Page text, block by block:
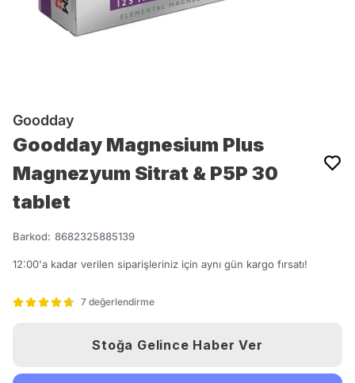
Goodday
Goodday Magnesium Plus
Magnezyum Sitrat & P5P 30
tablet
Barkod: 8682325885139
12:00'a kadar verilen siparişleriniz için aynı gün kargo fırsatı!
7 değerlendirme
Stoğa Gelince Haber Ver